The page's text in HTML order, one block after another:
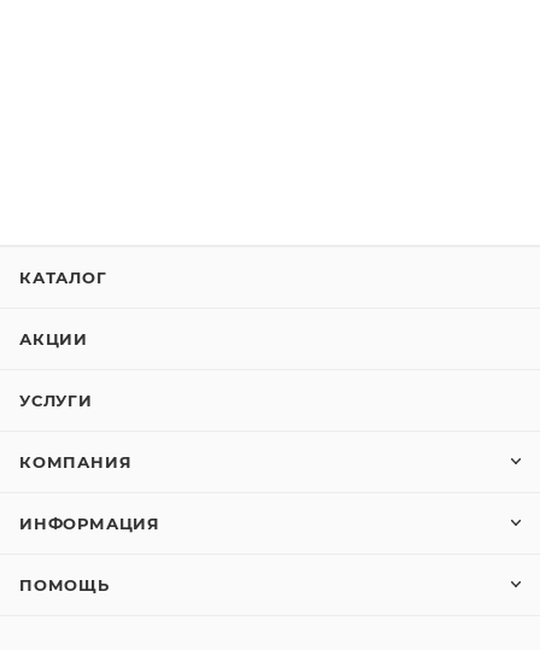
КАТАЛОГ
АКЦИИ
УСЛУГИ
КОМПАНИЯ
ИНФОРМАЦИЯ
ПОМОЩЬ